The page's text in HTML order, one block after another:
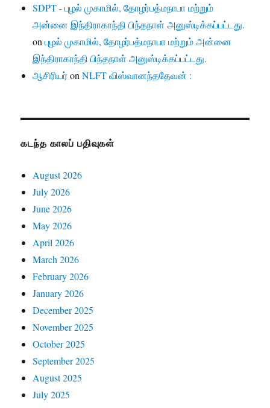
SDPT - புழல் முகாமில், தோழர்பத்மநாபா மற்றும்
அன்னை இந்திராகாந்தி பிந்தநாள் அனுஸ்டிக்கப்பட்டது.
onபுழல் முகாமில், தோழர்பத்மநாபா மற்றும் அன்னை
இந்திராகாந்தி பிந்தநாள் அனுஸ்டிக்கப்பட்டது.
ஆசிரியர்onNLFT விஸ்வானந்ததேவன் :
கடந்த காலப் பதிவுகள்
August 2026
July 2026
June 2026
May 2026
April 2026
March 2026
February 2026
January 2026
December 2025
November 2025
October 2025
September 2025
August 2025
July 2025